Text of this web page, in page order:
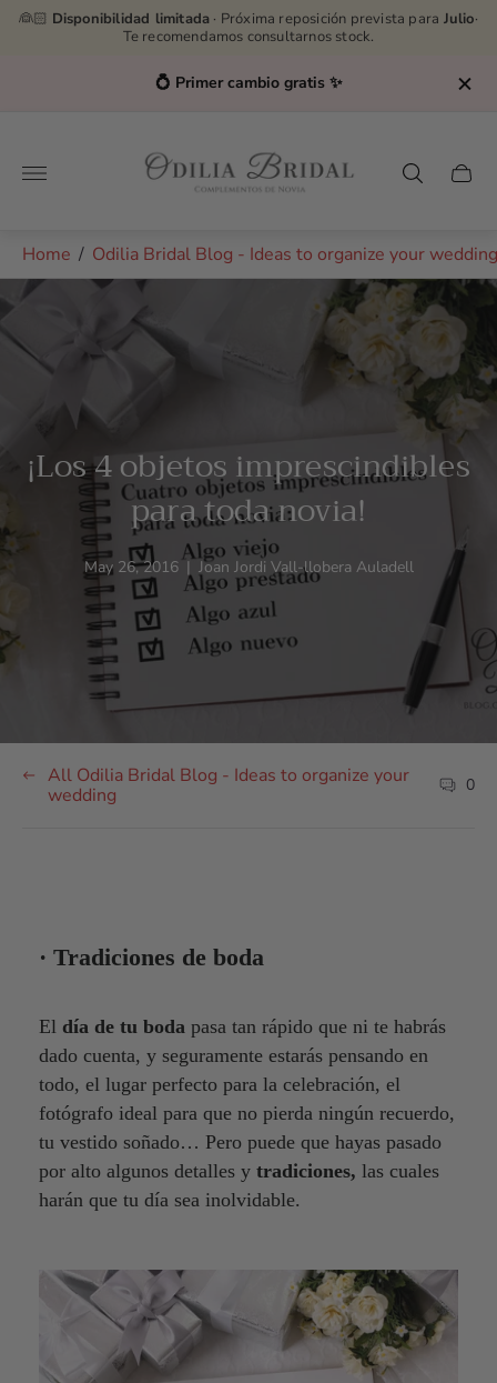
👰🏻 Disponibilidad limitada · Próxima reposición prevista para Julio·
Te recomendamos consultarnos stock.
Asesoras por WhatsApp👉627232576
Store
logo"
Cart
Home / Odilia Bridal Blog - Ideas to organize your wedding
¡Los 4 objetos imprescindibles
para toda novia!
Article
published
at:
May 26, 2016 | Article
author:
Joan Jordi Vall-llobera Auladell
All Odilia Bridal Blog - Ideas to organize your
wedding
Article
0
· Tradiciones de boda
El día de tu boda pasa tan rápido que ni te habrás
dado cuenta, y seguramente estarás pensando en
todo, el lugar perfecto para la celebración, el
fotógrafo ideal para que no pierda ningún recuerdo,
tu vestido soñado… Pero puede que hayas pasado
por alto algunos detalles y tradiciones, las cuales
harán que tu día sea inolvidable.